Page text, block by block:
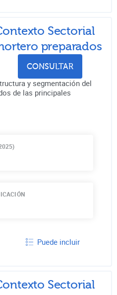
Sectorial
preparados
CONSULTAR
y segmentación del
de las principales
Puede incluir
Sectorial